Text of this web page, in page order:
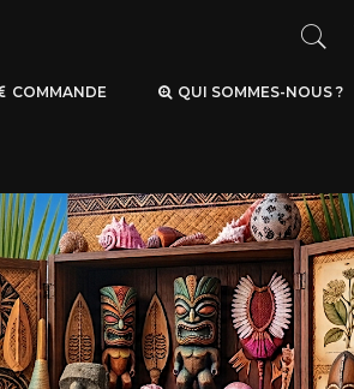
COMMANDE QUI SOMMES-NOUS ?